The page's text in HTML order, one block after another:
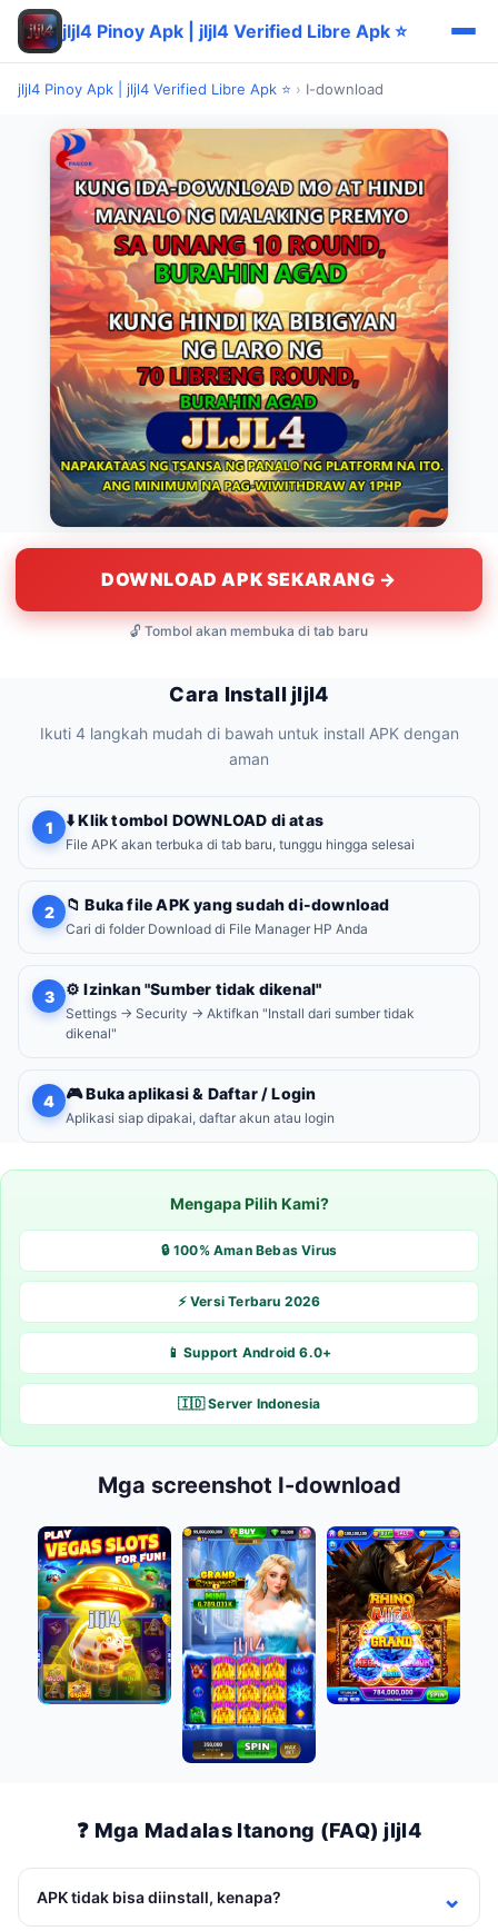
jljl4 Pinoy Apk | jljl4 Verified Libre Apk ⭐
jljl4 Pinoy Apk | jljl4 Verified Libre Apk ⭐ › I-download
DOWNLOAD APK SEKARANG →
🔓 Tombol akan membuka di tab baru
Cara Install jljl4
Ikuti 4 langkah mudah di bawah untuk install APK dengan
aman
1 ⬇️ Klik tombol DOWNLOAD di atas
File APK akan terbuka di tab baru, tunggu hingga selesai
2 📁 Buka file APK yang sudah di-download
Cari di folder Download di File Manager HP Anda
3 ⚙️ Izinkan "Sumber tidak dikenal"
Settings → Security → Aktifkan "Install dari sumber tidak
dikenal"
4 🎮 Buka aplikasi & Daftar / Login
Aplikasi siap dipakai, daftar akun atau login
Mengapa Pilih Kami?
🔒 100% Aman Bebas Virus
⚡ Versi Terbaru 2026
📱 Support Android 6.0+
🇮🇩 Server Indonesia
Mga screenshot I-download
❓ Mga Madalas Itanong (FAQ) jljl4
APK tidak bisa diinstall, kenapa?